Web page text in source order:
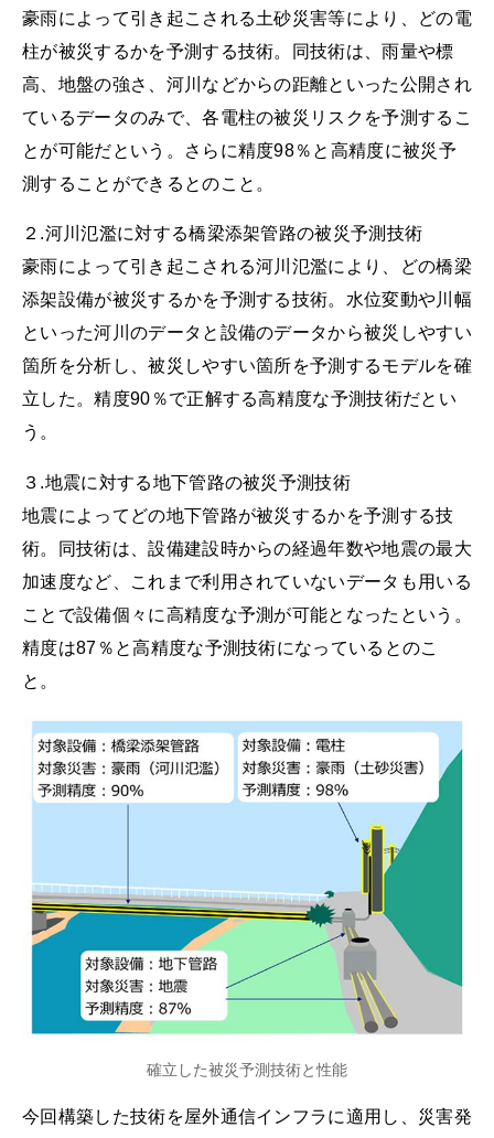
豪雨によって引き起こされる土砂災害等により、どの電
柱が被災するかを予測する技術。同技術は、雨量や標
高、地盤の強さ、河川などからの距離といった公開され
ているデータのみで、各電柱の被災リスクを予測するこ
とが可能だという。さらに精度98％と高精度に被災予
測することができるとのこと。
２.河川氾濫に対する橋梁添架管路の被災予測技術
豪雨によって引き起こされる河川氾濫により、どの橋梁
添架設備が被災するかを予測する技術。水位変動や川幅
といった河川のデータと設備のデータから被災しやすい
箇所を分析し、被災しやすい箇所を予測するモデルを確
立した。精度90％で正解する高精度な予測技術だとい
う。
３.地震に対する地下管路の被災予測技術
地震によってどの地下管路が被災するかを予測する技
術。同技術は、設備建設時からの経過年数や地震の最大
加速度など、これまで利用されていないデータも用いる
ことで設備個々に高精度な予測が可能となったという。
精度は87％と高精度な予測技術になっているとのこ
と。
確立した被災予測技術と性能
今回構築した技術を屋外通信インフラに適用し、災害発